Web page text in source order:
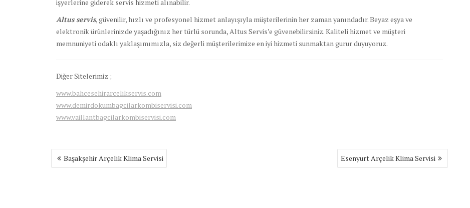
işyerlerine giderek servis hizmeti alınabilir.
Altus servis, güvenilir, hızlı ve profesyonel hizmet anlayışıyla müşterilerinin her zaman yanındadır. Beyaz eşya ve
elektronik ürünlerinizde yaşadığınız her türlü sorunda, Altus Servis’e güvenebilirsiniz. Kaliteli hizmet ve müşteri
memnuniyeti odaklı yaklaşımımızla, siz değerli müşterilerimize en iyi hizmeti sunmaktan gurur duyuyoruz.
Diğer Sitelerimiz ;
www.bahcesehirarcelikservis.com
www.demirdokumbagcilarkombiservisi.com
www.vaillantbagcilarkombiservisi.com
Yazı
gezinmesi
Başakşehir Arçelik Klima Servisi Esenyurt Arçelik Klima Servisi